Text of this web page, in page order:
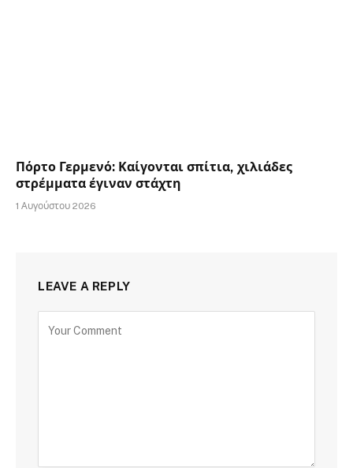
Πόρτο Γερμενό: Καίγονται σπίτια, χιλιάδες
στρέμματα έγιναν στάχτη
1 Αυγούστου 2026
LEAVE A REPLY